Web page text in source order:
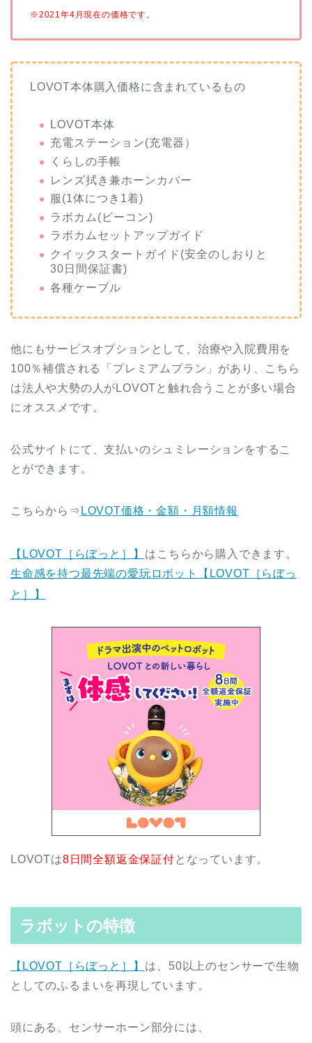
※2021年4月現在の価格です。
LOVOT本体購入価格に含まれているもの
LOVOT本体
充電ステーション(充電器）
くらしの手帳
レンズ拭き兼ホーンカバー
服(1体につき1着)
ラボカム(ビーコン)
ラボカムセットアップガイド
クイックスタートガイド(安全のしおりと
30日間保証書)
各種ケーブル
他にもサービスオプションとして、治療や入院費用を
100％補償される「プレミアムプラン」があり、こちら
は法人や大勢の人がLOVOTと触れ合うことが多い場合
にオススメです。
公式サイトにて、支払いのシュミレーションをするこ
とができます。
こちらから⇒ LOVOT価格・金額・月額情報
【LOVOT［らぼっと］】 はこちらから購入できます。
生命感を持つ最先端の愛玩ロボット【LOVOT［らぼっ
と］】
LOVOTは8日間全額返金保証付 となっています。
ラボットの特徴
【LOVOT［らぼっと］】 は、50以上のセンサーで生物
としてのふるまいを再現しています。
頭にある、センサーホーン部分には、